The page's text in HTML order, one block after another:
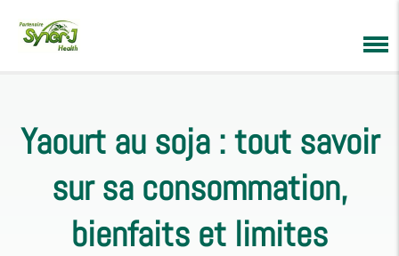
Yaourt au soja : tout savoir
sur sa consommation,
bienfaits et limites